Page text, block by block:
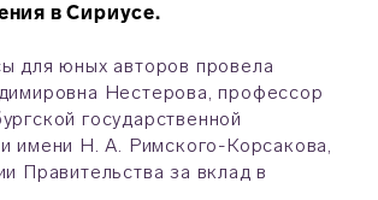
в Сириусе.
для юных авторов провела
Нестерова, профессор
государственной
имени Н. А. Римского-Корсакова,
Правительства за вклад в